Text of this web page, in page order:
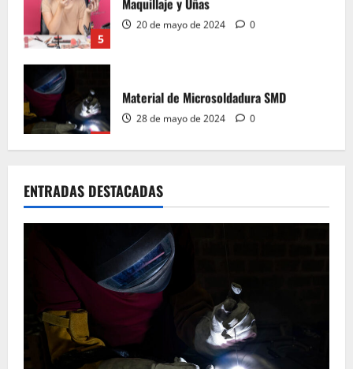
5
20 de mayo de 2024
1
28 de mayo de 2024 0
2
Curso de micro soldadura SMD
28 de mayo de 2024 0
Material de aprender a leer Diagramas
Esquemáticos Electrónicos, Manuales de
Servicio
28 de mayo de 2024 0
ENTRADAS DESTACADAS